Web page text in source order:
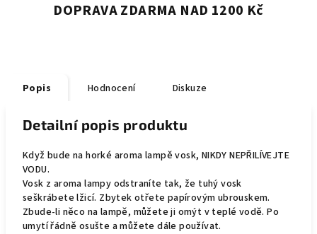
DOPRAVA ZDARMA NAD 1200 Kč
Popis Hodnocení Diskuze
Detailní popis produktu
Když bude na horké aroma lampě vosk, NIKDY NEPŘILÍVEJTE
VODU.
Vosk z aroma lampy odstraníte tak, že tuhý vosk
seškrábete lžicí. Zbytek otřete papírovým ubrouskem.
Zbude-li něco na lampě, můžete ji omýt v teplé vodě. Po
umytí řádně osušte a můžete dále používat.